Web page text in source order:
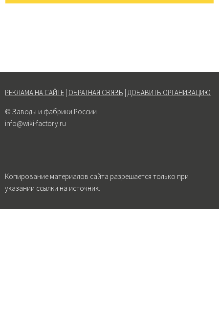
РЕКЛАМА НА САЙТЕ ОБРАТНАЯ СВЯЗЬ ДОБАВИТЬ ОРГАНИЗАЦИЮ
© Заводы и фабрики России
info@wiki-factory.ru
Копирование материалов сайта разрешается только при
указании ссылки на источник.